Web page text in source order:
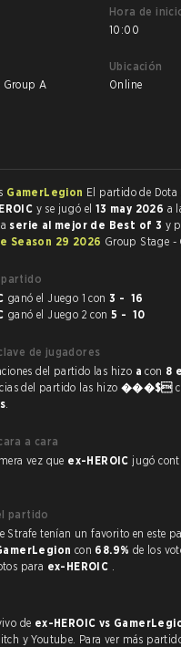
Hora de
10:00
Group A
Ubicación
Online
GamerLegion El partido de
y se jugó el 13 may 2026 a
serie al mejor de Best of 3 y
Season 29 2026 Group Stage -
partido
ganó el Juego 1 con3 - 16
ganó el Juego 2 con5 - 10
de jugadores
del partido las hizo a con 8
del partido las hizo ���$
.
a cara
vez que ex-HEROIC jugó
partido
Strafe tenían un favorito en este
con 68.9% de los
para ex-HEROIC .
de ex-HEROIC vs
y Youtube. Para ver más